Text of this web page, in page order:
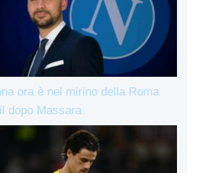
ora è nel mirino della Roma
dopo Massara